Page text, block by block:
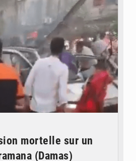
mortelle sur un
(Damas)